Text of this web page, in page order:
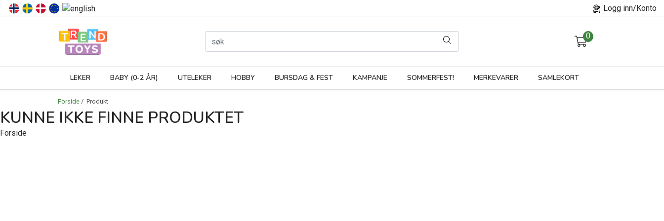
Logg inn/Konto
0
LEKER BABY (0-2 ÅR) UTELEKER HOBBY BURSDAG & FEST KAMPANJE SOMMERFEST! MERKEVARER SAMLEKORT
Forside / Produkt
KUNNE IKKE FINNE PRODUKTET
Forside